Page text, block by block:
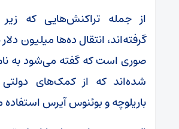
از جمله تراکنش‌هایی که زیر
گرفته‌اند، انتقال ده‌ها میلیون
صوری است که گفته می‌شود به
شده‌اند که از کمک‌های
باریلوچه و بوئنوس آیرس